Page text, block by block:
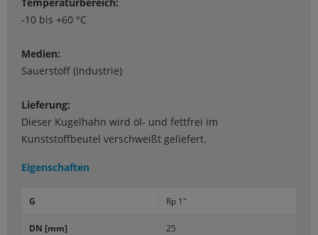
-10 bis +60 °C
Medien:
Sauerstoff (Industrie)
Lieferung:
Dieser Kugelhahn wird öl- und fettfrei im
Kunststoffbeutel verschweißt geliefert.
Eigenschaften
G Rp 1"
DN [mm] 25